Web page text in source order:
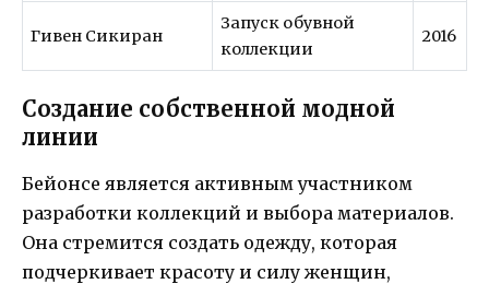
Гивен Сикиран
Запуск обувной
коллекции
2016
Создание собственной модной
линии
Бейонсе является активным участником
разработки коллекций и выбора материалов.
Она стремится создать одежду, которая
подчеркивает красоту и силу женщин,